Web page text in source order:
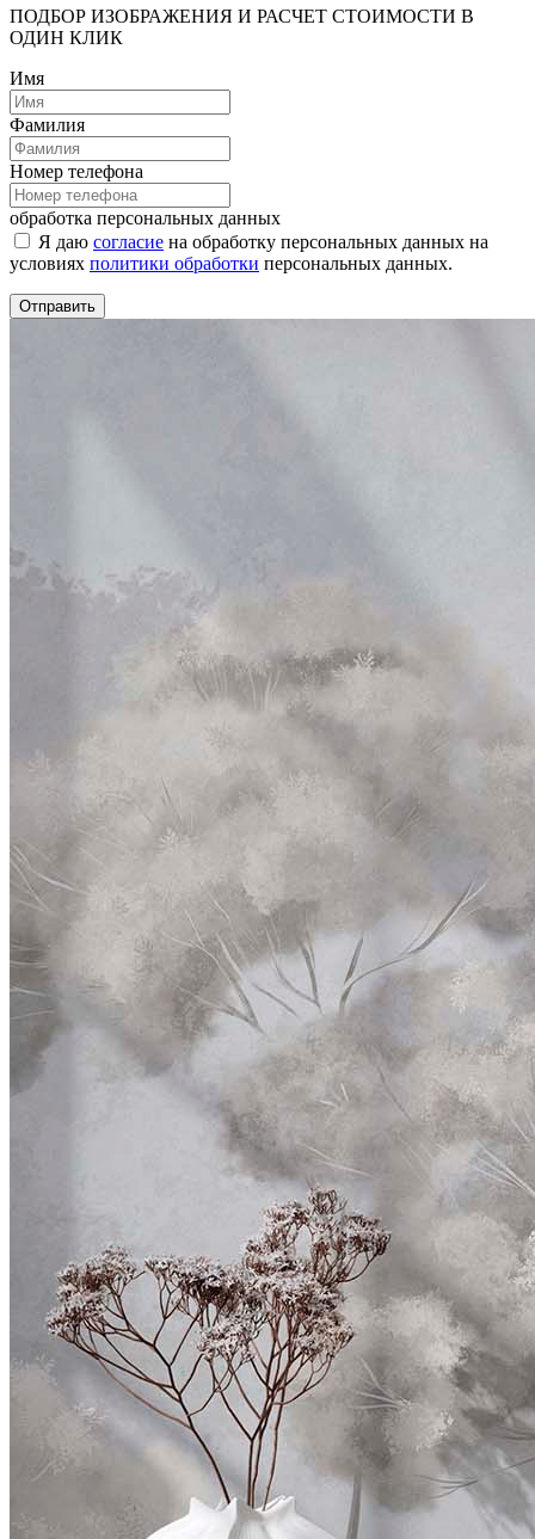
ПОДБОР ИЗОБРАЖЕНИЯ И РАСЧЕТ СТОИМОСТИ В
ОДИН КЛИК
Имя
Фамилия
Номер телефона
обработка персональных данных
Я даю согласие на обработку персональных данных на
условиях политики обработки персональных данных.
Отправить